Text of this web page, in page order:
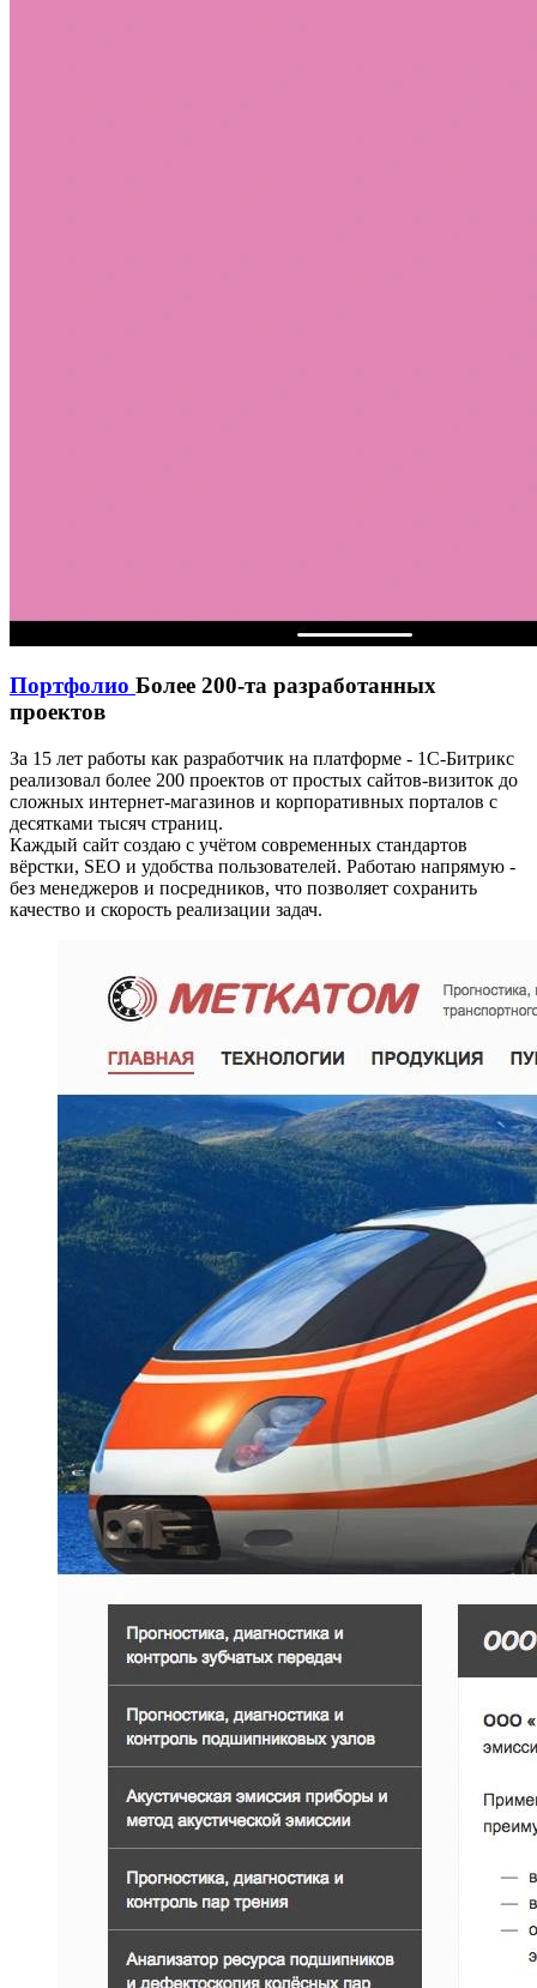
Портфолио Более 200-та разработанных
проектов
За 15 лет работы как разработчик на платформе - 1С-Битрикс
реализовал более 200 проектов от простых сайтов-визиток до
сложных интернет-магазинов и корпоративных порталов с
десятками тысяч страниц.
Каждый сайт создаю с учётом современных стандартов
вёрстки, SEO и удобства пользователей. Работаю напрямую -
без менеджеров и посредников, что позволяет сохранить
качество и скорость реализации задач.